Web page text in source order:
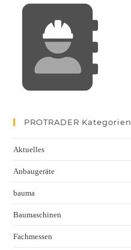
PROTRADER Kategorien
Aktuelles
Anbaugeräte
bauma
Baumaschinen
Fachmessen